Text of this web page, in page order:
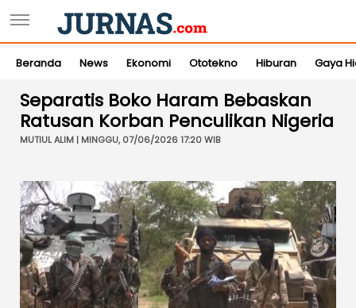
Beranda News Ekonomi Ototekno Hiburan Gaya
Separatis Boko Haram Bebaskan
Ratusan Korban Penculikan Nigeria
MUTIUL ALIM | MINGGU, 07/06/2026 17:20 WIB